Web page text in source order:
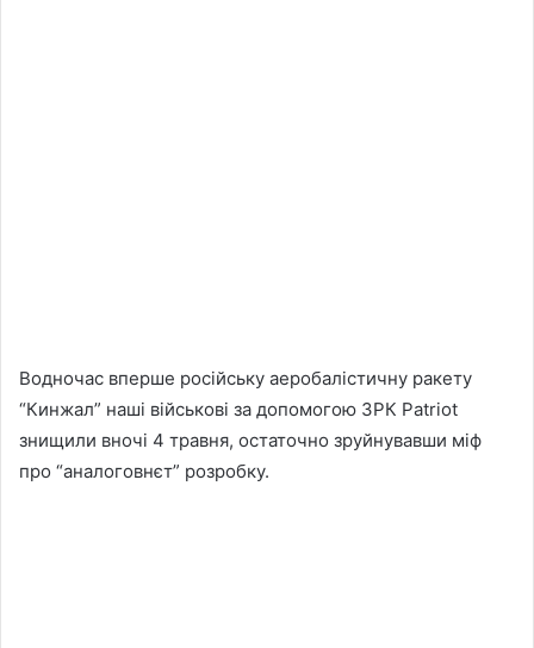
Водночас вперше російську аеробалістичну ракету
“Кинжал” наші військові за допомогою ЗРК Patriot
знищили вночі 4 травня, остаточно зруйнувавши міф
про “аналоговнєт” розробку.